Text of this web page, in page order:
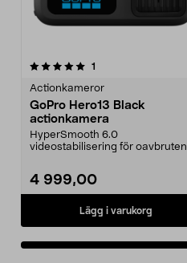
1
Actionkameror
GoPro Hero13 Black
actionkamera
HyperSmooth 6.0
videostabilisering för oavbruten
4 999,00
Lägg i varukorg
5.0av 5 stjärnor